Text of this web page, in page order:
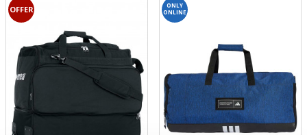
OFFER
ONLY
ONLINE